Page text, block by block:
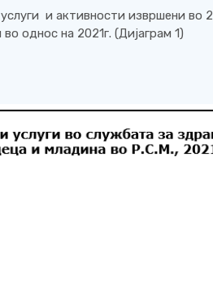
и активности извршени во
однос на 2021г. (Дијаграм 1)